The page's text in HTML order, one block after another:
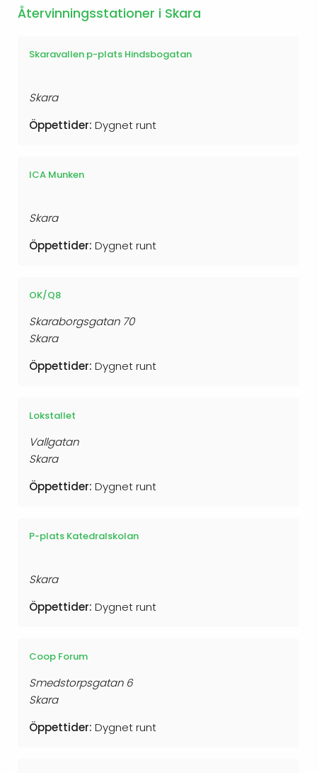
Återvinningsstationer i Skara
Skaravallen p-plats Hindsbogatan
Skara
Öppettider: Dygnet runt
ICA Munken
Skara
Öppettider: Dygnet runt
OK/Q8
Skaraborgsgatan 70
Skara
Öppettider: Dygnet runt
Lokstallet
Vallgatan
Skara
Öppettider: Dygnet runt
P-plats Katedralskolan
Skara
Öppettider: Dygnet runt
Coop Forum
Smedstorpsgatan 6
Skara
Öppettider: Dygnet runt